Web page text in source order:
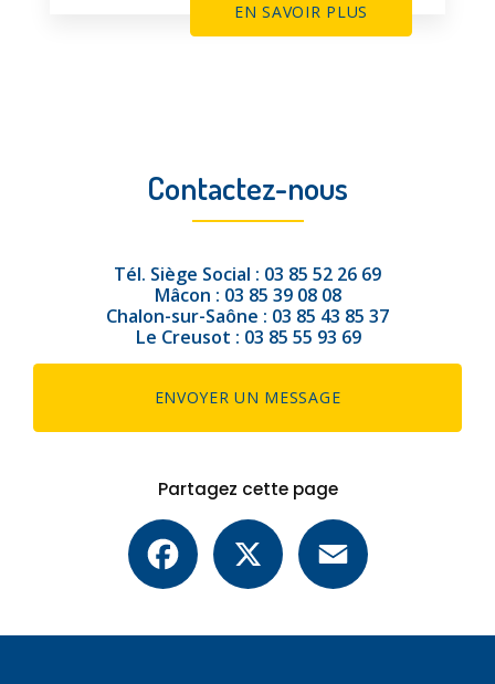
EN SAVOIR PLUS
Contactez-nous
Tél. Siège Social : 03 85 52 26 69
Mâcon : 03 85 39 08 08
Chalon-sur-Saône : 03 85 43 85 37
Le Creusot : 03 85 55 93 69
ENVOYER UN MESSAGE
Partagez cette page
Facebook